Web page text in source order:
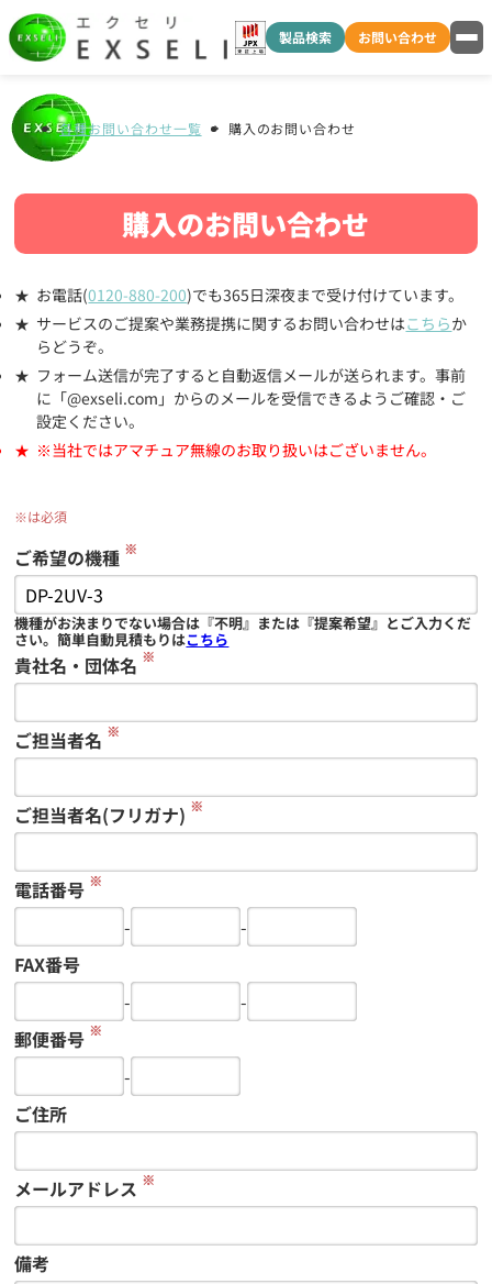
製品検索 お問い合わせ
各種お問い合わせ一覧 購入のお問い合わせ
購入のお問い合わせ
お電話(0120-880-200)でも365日深夜まで受け付けています。
サービスのご提案や業務提携に関するお問い合わせはこちらか
らどうぞ。
フォーム送信が完了すると自動返信メールが送られます。事前
に「@exseli.com」からのメールを受信できるようご確認・ご
設定ください。
※当社ではアマチュア無線のお取り扱いはございません。
※は必須
ご希望の機種 ※
機種がお決まりでない場合は『不明』または『提案希望』とご入力くだ
さい。簡単自動見積もりはこちら
貴社名・団体名 ※
ご担当者名 ※
ご担当者名(フリガナ) ※
電話番号 ※
-
-
FAX番号
-
-
郵便番号 ※
-
ご住所
メールアドレス ※
備考